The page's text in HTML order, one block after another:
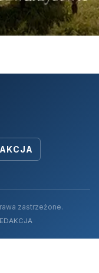
zastrzeżone.